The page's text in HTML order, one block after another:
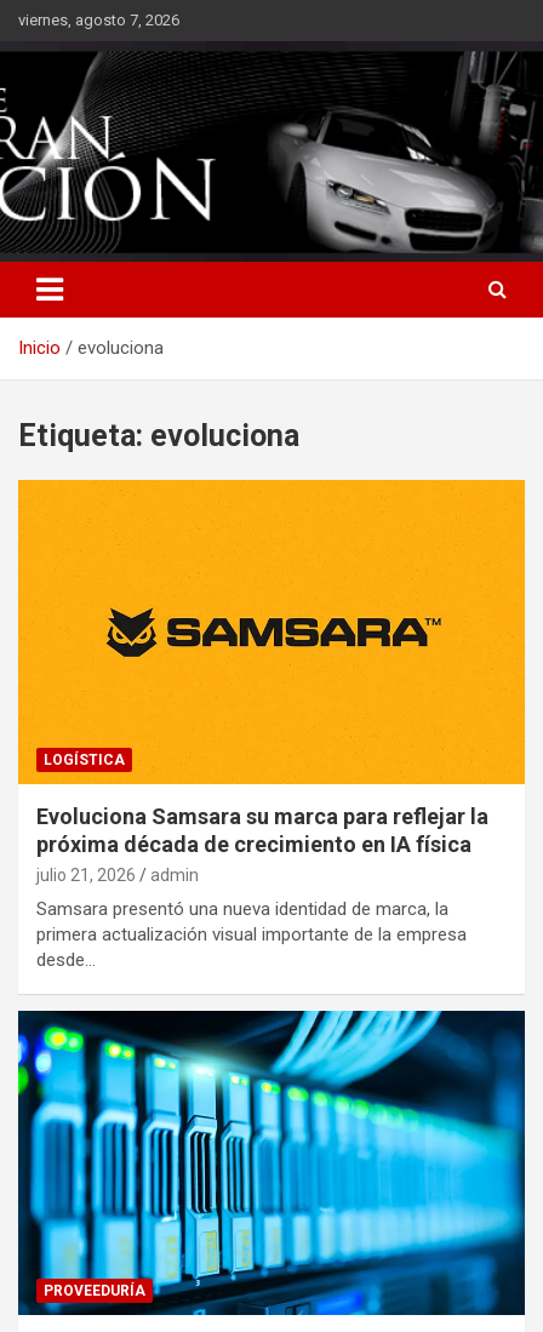
Saltarviernes, agosto 7, 2026
Inicio evoluciona
Etiqueta: evoluciona
LOGÍSTICA
Evoluciona Samsara su marca para reflejar la
próxima década de crecimiento en IA física
julio 21, 2026 admin
Samsara presentó una nueva identidad de marca, la
primera actualización visual importante de la empresa
desde…
PROVEEDURÍA